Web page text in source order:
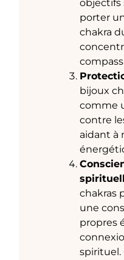
objectifs
porter
chakra
bijoux
comme
contre
aidant à
chakras
une
propres
spirituel.